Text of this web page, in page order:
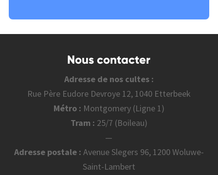
Nous contacter
Adresse de nos cultes :
Rue Père Eudore Devroye 12, 1040 Etterbeek
Métro : Montgomery (Ligne 1)
Tram : 25/7 (Boileau)
—
Adresse postale : Avenue Slegers 96, 1200 Woluwe-
Saint-Lambert